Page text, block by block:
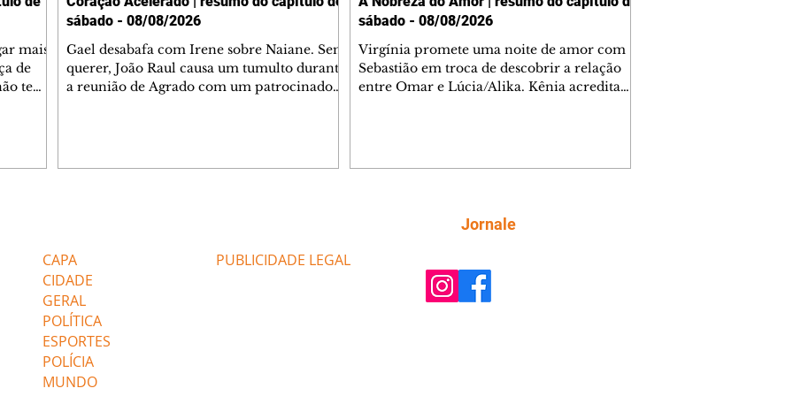
mais
de
tem
de
sábado - 08/08/2026
Gael desabafa com Irene sobre Naiane. Sem
querer, João Raul causa um tumulto durante
a reunião de Agrado com um patrocinador.
termina o relacionamento dos dois.
sábado - 08/08/2026
Virgínia promete uma noite de amor com
Sebastião em troca de descobrir a relação
entre Omar e Lúcia/Alika. Kênia acredita
comentam sobre a possível jazida de
tungstênio na região. Virgínia provoca
CAPA
CIDADE
GERAL
POLÍTICA
ESPORTES
POLÍCIA
MUNDO
PUBLICIDADE LEGAL
Jornale